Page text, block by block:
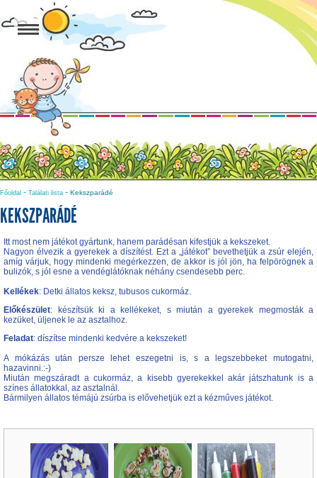
Főoldal - Találati lista - Kekszparádé
KEKSZPARÁDÉ
Itt most nem játékot gyártunk, hanem parádésan kifestjük a kekszeket.
Nagyon élvezik a gyerekek a díszítést. Ezt a „játékot” bevethetjük a zsúr elején,
amíg várjuk, hogy mindenki megérkezzen, de akkor is jól jön, ha felpörögnek a
bulizók, s jól esne a vendéglátóknak néhány csendesebb perc.
Kellékek: Detki állatos keksz, tubusos cukormáz.
Előkészület: készítsük ki a kellékeket, s miután a gyerekek megmosták a
kezüket, üljenek le az asztalhoz.
Feladat: díszítse mindenki kedvére a kekszeket!
A mókázás után persze lehet eszegetni is, s a legszebbeket mutogatni,
hazavinni.:-)
Miután megszáradt a cukormáz, a kisebb gyerekekkel akár játszhatunk is a
színes állatokkal, az asztalnál.
Bármilyen állatos témájú zsúrba is elővehetjük ezt a kézműves játékot.